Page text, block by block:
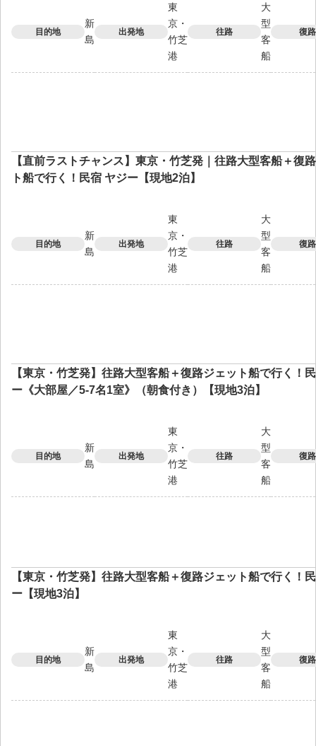
目的地
新
島
出発地
東
京・
竹芝
港
往路
大
型
客
船
復路
【直前ラストチャンス】東京・竹芝発｜往路大型客船＋復
ト船で行く！民宿 ヤジー【現地2泊】
目的地
新
島
出発地
東
京・
竹芝
港
往路
大
型
客
船
復路
【東京・竹芝発】往路大型客船＋復路ジェット船で行く！
ー《大部屋／5-7名1室》（朝食付き）【現地3泊】
目的地
新
島
出発地
東
京・
竹芝
港
往路
大
型
客
船
復路
【東京・竹芝発】往路大型客船＋復路ジェット船で行く！
ー【現地3泊】
目的地
新
島
出発地
東
京・
竹芝
港
往路
大
型
客
船
復路